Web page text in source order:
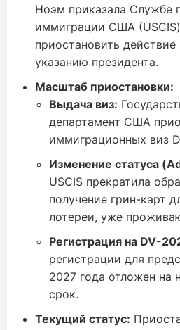
Ноэм приказала Службе
иммиграции США
приостановить
указанию президента.
Масштаб приостановки:
Выдача виз:
департамент США
иммиграционных виз
Изменение статуса
USCIS прекратила
получение грин-карт
лотереи, уже
Регистрация на DV-
регистрации для
2027 года отложен на
срок.
Текущий статус: